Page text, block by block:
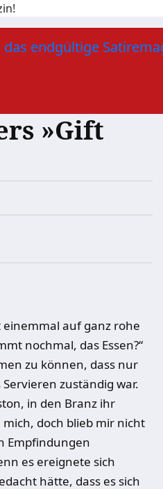
»Gift
einemmal auf ganz rohe
nochmal, das Essen?“
zu können, dass nur
zuständig war.
in den Branz ihr
doch blieb mir nicht
Empfindungen
es ereignete sich
hätte, dass es sich